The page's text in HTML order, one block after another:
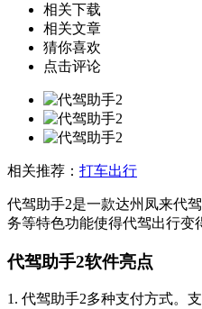
相关下载
相关文章
猜你喜欢
点击评论
相关推荐： 打车出行
代驾助手2是一款达州凤来代
务等特色功能使得代驾出行变
代驾助手2软件亮点
1. 代驾助手2多种支付方式。